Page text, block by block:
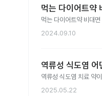
먹는 다이어트약
먹는 다이어트약 비대
2024.09.10
역류성 식도염
역류성 식도염 치료 약
2025.05.22